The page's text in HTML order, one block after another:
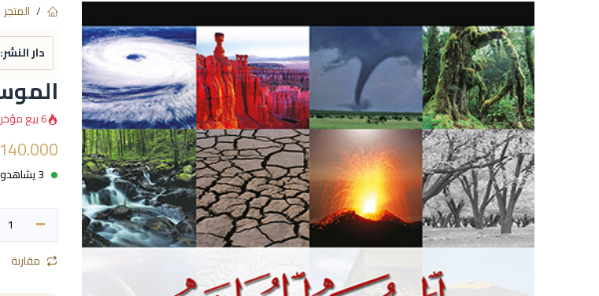
المتجر
دار النشر:
6 بيع مؤخراً 24 ساعة
140.000
3 يشاهدونه الآن
مقارنة